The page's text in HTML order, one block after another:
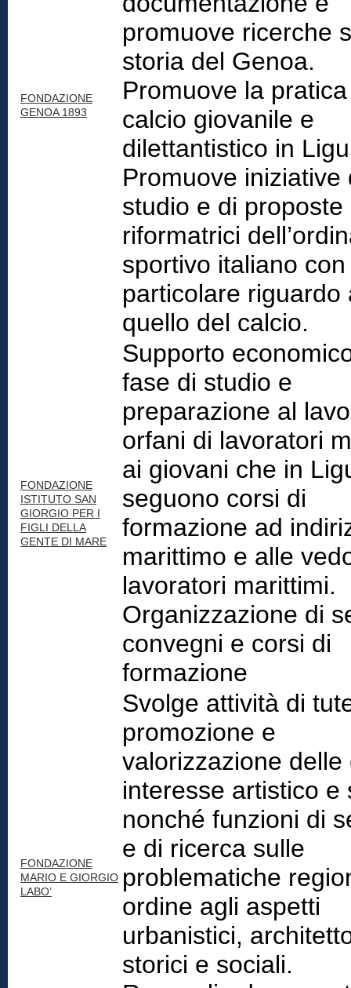
FONDAZIONE
GENOA 1893
promuove ricerche
storia del Genoa.
Promuove la
calcio giovanile e
dilettantistico in
Promuove iniziative
studio e di proposte
riformatrici
sportivo italiano con
particolare riguardo
quello del calcio.
FONDAZIONE
ISTITUTO SAN
GIORGIO PER I
FIGLI DELLA
GENTE DI MARE
Supporto
fase di studio e
preparazione al
orfani di lavoratori
ai giovani che in
seguono corsi di
formazione ad
marittimo e alle
lavoratori marittimi.
Organizzazione di
convegni e corsi di
formazione
FONDAZIONE
MARIO E GIORGIO
LABO’
Svolge attività di
promozione e
valorizzazione delle
interesse artistico e
nonché funzioni di
e di ricerca sulle
problematiche
ordine agli aspetti
urbanistici,
storici e sociali.